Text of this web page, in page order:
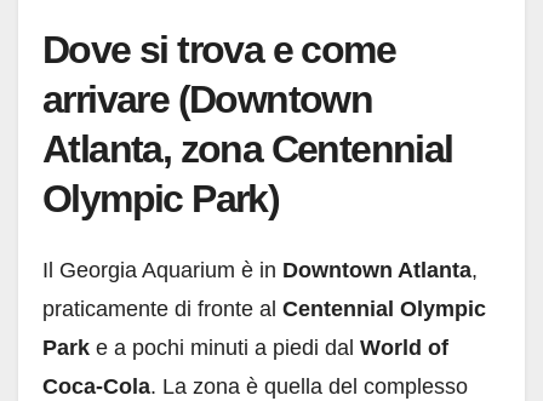
Dove si trova e come
arrivare (Downtown
Atlanta, zona Centennial
Olympic Park)
Il Georgia Aquarium è in Downtown Atlanta,
praticamente di fronte al Centennial Olympic
Park e a pochi minuti a piedi dal World of
Coca-Cola. La zona è quella del complesso